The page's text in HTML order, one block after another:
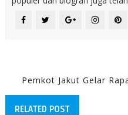
Pemkot Jakut Gelar
RELATED POST